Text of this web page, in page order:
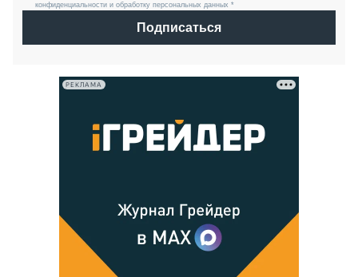
конфиденциальности и обработку персональных данных *
Подписаться
РЕКЛАМА